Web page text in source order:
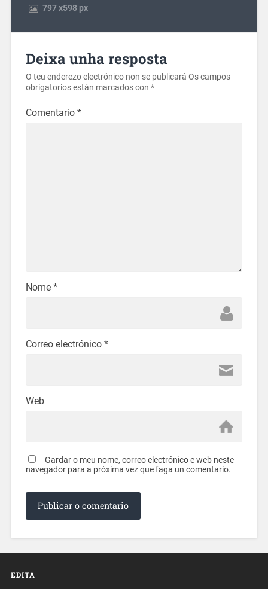
797x598 px
Deixa unha resposta
O teu enderezo electrónico non se publicará Os campos
obrigatorios están marcados con *
Comentario *
Nome *
Correo electrónico *
Web
Gardar o meu nome, correo electrónico e web neste
navegador para a próxima vez que faga un comentario.
EDITA